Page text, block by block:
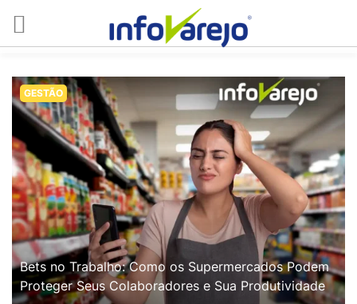
GESTÃO
Bets no Trabalho: Como os Supermercados Podem
Proteger Seus Colaboradores e Sua Produtividade